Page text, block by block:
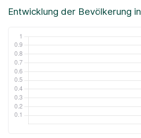
Entwicklung der Bevölkerung in